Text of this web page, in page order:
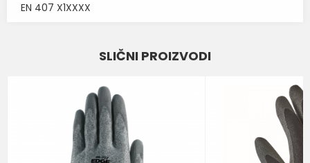
EN 407 X1XXXX
RUKAVICE ZA ZAŠTITU OD
U-POWER
SLIČNI PROIZVODI